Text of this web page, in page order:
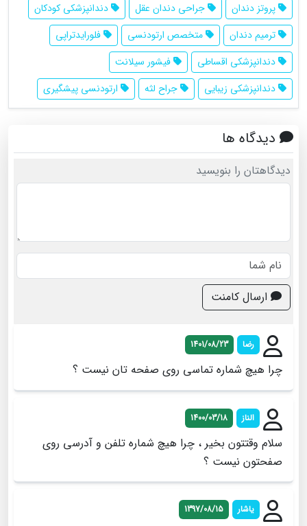
پروتز دندان
جراحی دندان عقل
دندانپزشکی کودکان
ترمیم دندان
متخصص ارتودنسی
فلورایدتراپی
دندانپزشکی اقساطی
فیشور سیلانت
دندانپزشکی زیبایی
جراح لثه ارتودنسی پیشگیری
دیدگاه ها
دیدگاهتان را بنویسید
ارسال کامنت
رضا 1401/08/23
چرا هیچ شماره تماسی روی صفحه تان نیست ؟
الناز 1400/03/18
سلام وقتتون بخیر ، چرا هیچ شماره تلفن و آدرسی روی
صفحتون نیست ؟
ياشار 1397/08/15